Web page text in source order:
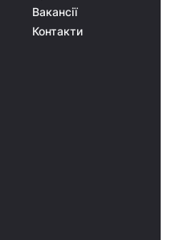
Вакансії
Контакти